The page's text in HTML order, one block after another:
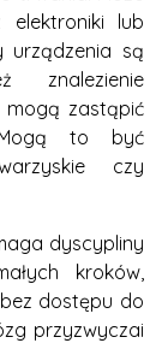
lub
urządzenia są
znalezienie
mogą zastąpić
to być
czy
dyscypliny
kroków,
dostępu do
przyzwyczai